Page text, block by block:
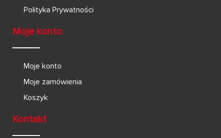
Polityka Prywatności
Moje konto
Moje konto
Moje zamówienia
Koszyk
Kontakt